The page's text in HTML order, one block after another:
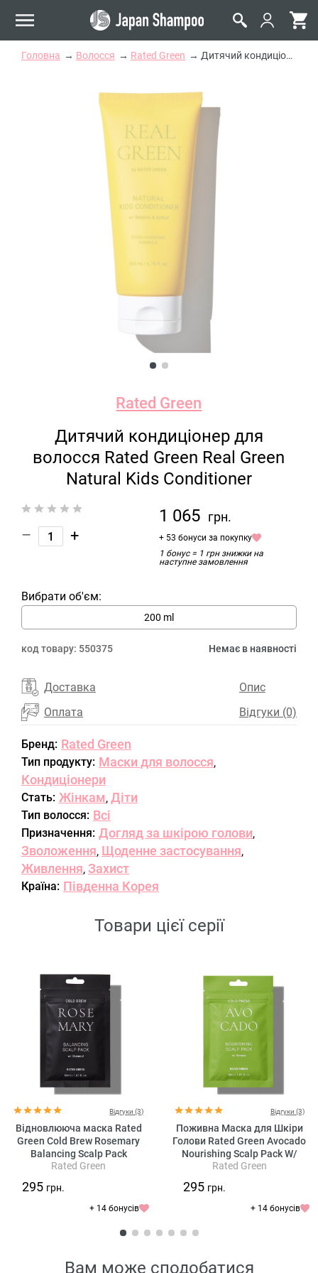
Головна Волосся Rated Green Дитячий кондиціонер для волосся Rated Green Real Green Natural Kids Conditioner
Rated Green
Дитячий кондиціонер для
волосся Rated Green Real Green
Natural Kids Conditioner
– +
1 065 грн.
+ 53 бонуси за покупку
1 бонус = 1 грн знижки на
наступне замовлення
Вибрати об'єм:
200 ml
код товару: 550375 Немає в наявності
Доставка
Оплата
Опис
Відгуки (0)
Бренд: Rated Green
Тип продукту: Маски для волосся,
Кондиціонери
Стать: Жінкам, Діти
Тип волосся: Всі
Призначення: Догляд за шкірою голови,
Зволоження, Щоденне застосування,
Живлення, Захист
Країна: Південна Корея
Товари цієї серії
Відгуки (3)
Відновлююча маска Rated
Green Cold Brew Rosemary
Balancing Scalp Pack
Rated Green
295 грн.
+ 14 бонусів
Відгуки (3)
Поживна Маска для Шкіри
Голови Rated Green Avocado
Nourishing Scalp Pack W/
Banana
Rated Green
295 грн.
+ 14 бонусів
Вам може сподобатися